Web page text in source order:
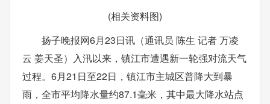
(相关资料图)
扬子晚报网6月23日讯（通讯员 陈生 记者 万凌
云 姜天圣）入汛以来，镇江市遭遇新一轮强对流天气
过程。6月21日至22日，镇江市主城区普降大到暴
雨，全市平均降水量约87.1毫米，其中最大降水站点